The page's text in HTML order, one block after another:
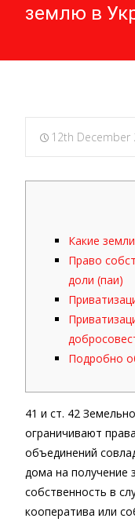
землю в
12th December
Какие
Право
доли (паи)
Подробно
41 и ст. 42
ограничивают
объединений
дома на получение
собственность в
кооператива или